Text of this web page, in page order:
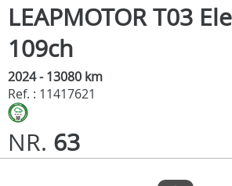
LEAPMOTOR T03
109ch
2024 - 13080 km
Ref. : 11417621
NR. 63